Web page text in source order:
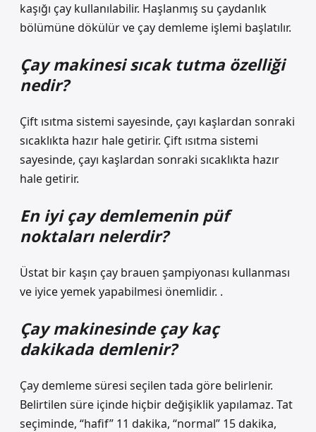
kaşığı çay kullanılabilir. Haşlanmış su çaydanlık
bölümüne dökülür ve çay demleme işlemi başlatılır.
Çay makinesi sıcak tutma özelliği
nedir?
Çift ısıtma sistemi sayesinde, çayı kaşlardan sonraki
sıcaklıkta hazır hale getirir. Çift ısıtma sistemi
sayesinde, çayı kaşlardan sonraki sıcaklıkta hazır
hale getirir.
En iyi çay demlemenin püf
noktaları nelerdir?
Üstat bir kaşın çay brauen şampiyonası kullanması
ve iyice yemek yapabilmesi önemlidir. .
Çay makinesinde çay kaç
dakikada demlenir?
Çay demleme süresi seçilen tada göre belirlenir.
Belirtilen süre içinde hiçbir değişiklik yapılamaz. Tat
seçiminde, “hafif” 11 dakika, “normal” 15 dakika,